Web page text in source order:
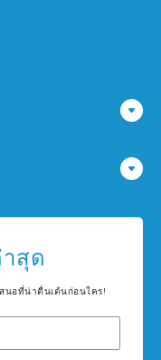
สุด
สนอที่น่าตื่นเต้นก่อนใคร!